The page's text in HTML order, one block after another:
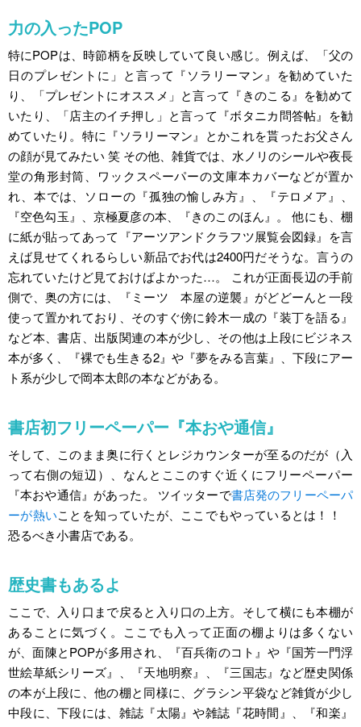
力の入ったPOP
特にPOPは、時節柄を反映していて良い感じ。例えば、「父の
日のプレゼントに」と言って『ソラリーマン』を勧めていた
り、「プレゼントにオススメ」と言って『きのこる』を勧めて
いたり、「店主のイチ押し」と言って『ボタニカ問答帖』を勧
めていたり。特に『ソラリーマン』とかこれを貰ったお父さん
の顔が見てみたい 笑 その他、雑貨では、水ノリのシールや夜長
堂の角形封筒、ワックスペーパーの文庫本カバーなどが置か
れ、本では、ソローの『孤独の愉しみ方』、『テロメア』、
『空色勾玉』、京極夏彦の本、『きのこのほん』。 他にも、棚
に紙が貼ってあって『アーツアンドクラフツ展覧会図録』を言
えば見せてくれるらしい新品でお代は2400円だそうな。言うの
忘れていたけど見ておけばよかった…。 これが正面長辺の手前
側で、奥の方には、『ミーツ 本屋の逆襲』がどどーんと一段
使って置かれており、そのすぐ傍に鈴木一成の『装丁を語る』
など本、書店、出版関連の本が少し、その他は上段にビジネス
本が多く、『裸でも生きる2』や『夢をみる言葉』、下段にアー
ト系が少しで岡本太郎の本などがある。
書店初フリーペーパー『本おや通信』
そして、このまま奥に行くとレジカウンターが至るのだが（入
って右側の短辺）、なんとここのすぐ近くにフリーペーパー
『本おや通信』があった。 ツイッターで書店発のフリーペーパ
ーが熱いことを知っていたが、ここでもやっているとは！！
恐るべき小書店である。
歴史書もあるよ
ここで、入り口まで戻ると入り口の上方。そして横にも本棚が
あることに気づく。ここでも入って正面の棚よりは多くない
が、面陳とPOPが多用され、『百兵衛のコト』や『国芳一門浮
世絵草紙シリーズ』、『天地明察』、『三国志』など歴史関係
の本が上段に、他の棚と同様に、グラシン平袋など雑貨が少し
中段に、下段には、雑誌『太陽』や雑誌『花時間』、『和楽』